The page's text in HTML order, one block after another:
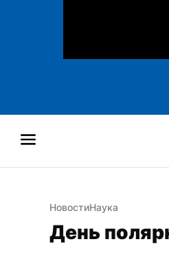
НовостиНаука
День